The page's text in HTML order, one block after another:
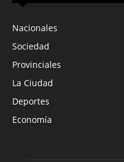
Nacionales
Sociedad
Provinciales
La Ciudad
Deportes
Economía